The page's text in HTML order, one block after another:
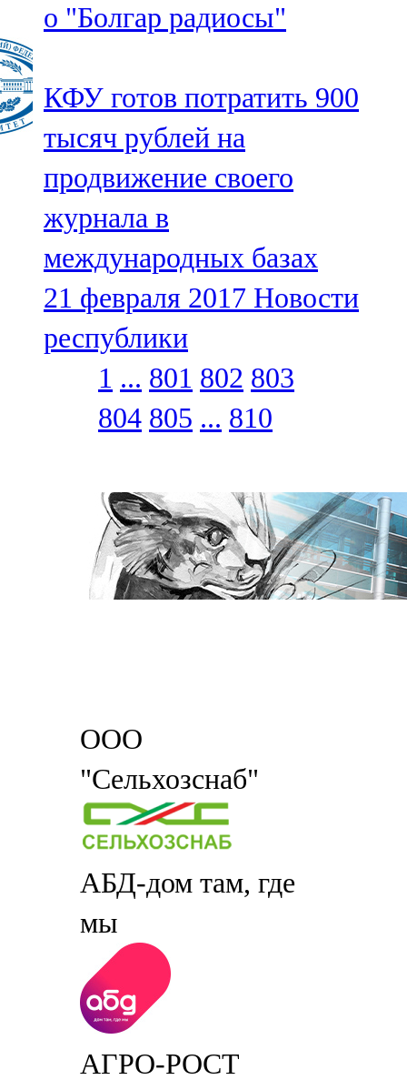
о "Болгар радиосы"
КФУ готов потратить 900
тысяч рублей на
продвижение своего
журнала в
международных базах
21 февраля 2017 Новости
республики
1 ... 801 802 803
804 805 ... 810
ООО
"Сельхозснаб"
АБД-дом там, где
мы
АГРО-РОСТ